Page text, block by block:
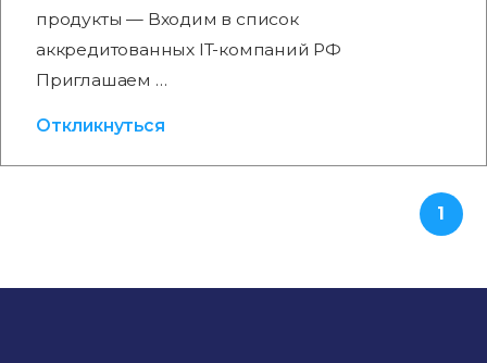
продукты — Входим в список
аккредитованных IT-компаний РФ
Приглашаем …
Откликнуться
1